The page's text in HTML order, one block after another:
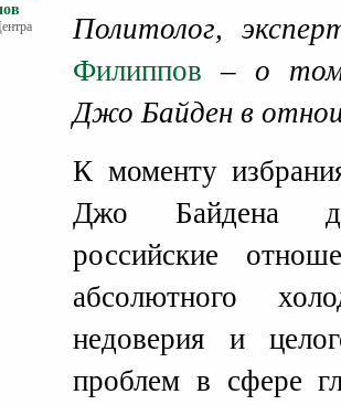
Политолог,
Филиппов – о
Джо Байден в
К моменту
Джо Байдена
российские
абсолютного
недоверия и
проблем в сфере